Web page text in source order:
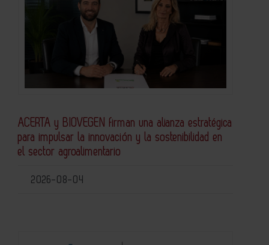
ACERTA y BIOVEGEN firman una alianza estratégica
para impulsar la innovación y la sostenibilidad en
el sector agroalimentario
2026-08-04